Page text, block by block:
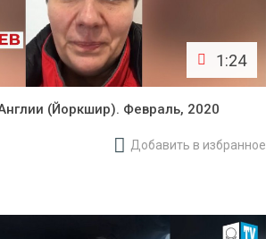
1:24
(Йоркшир). Февраль, 2020
Добавить в избранное